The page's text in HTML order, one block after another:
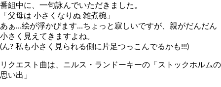
番組中に、一句詠んでいただきました。
「父母は 小さくなりぬ 雑煮椀」
あぁ…絵が浮かびます…ちょっと寂しいですが、親がだんだん
小さく見えてきますよね。
(ん? 私も小さく見られる側に片足つっこんでるかも!!!)
リクエスト曲は、ニルス・ランドーキーの「ストックホルムの
思い出」